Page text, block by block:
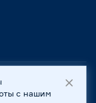
г. Калининград,
390601001 ©
с нашим